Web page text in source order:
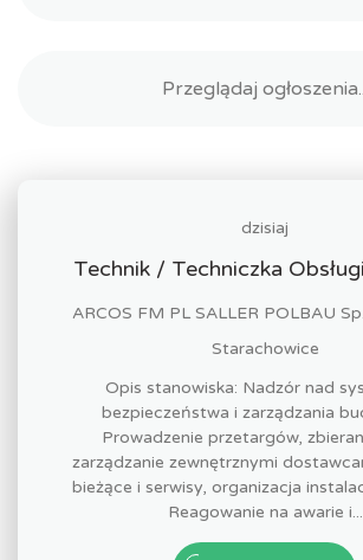
dzisiaj
Technik / Techniczka
ARCOS FM PL SALLER POLBAU
Starachowice
Opis stanowiska: Nadzór nad
bezpieczeństwa i zarządzania
Prowadzenie przetargów,
zarządzanie zewnętrznymi
bieżące i serwisy, organizacja
Reagowanie na awarie i...